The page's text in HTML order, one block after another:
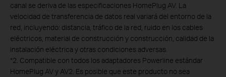
canal se deriva de las especificaciones HomePlug AV. La
velocidad de transferencia de datos real variará del entorno de la
red, incluyendo: distancia, tráfico de la red, ruido en los cables
eléctricos, material de construcción y construcción, calidad de la
instalación eléctrica y otras condiciones adversas.
*2. Compatible con todos los adaptadores Powerline estándar
HomePlug AV y AV2. Es posible que este producto no sea